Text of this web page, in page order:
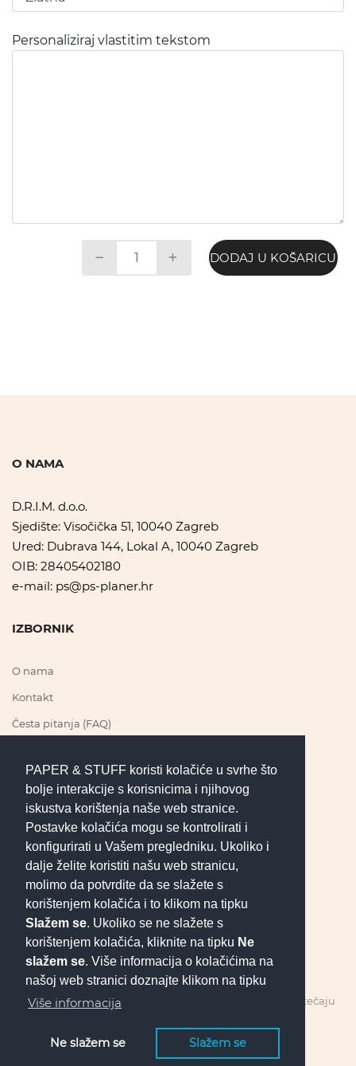
PAPER & STUFF koristi kolačiće u svrhe što
bolje interakcije s korisnicima i njihovog
iskustva korištenja naše web stranice.
Postavke kolačića mogu se kontrolirati i
konfigurirati u Vašem pregledniku. Ukoliko i
dalje želite koristiti našu web stranicu,
molimo da potvrdite da se slažete s
korištenjem kolačića i to klikom na tipku
Slažem se. Ukoliko se ne slažete s
korištenjem kolačića, kliknite na tipku Ne
slažem se. Više informacija o kolačićima na
našoj web stranici doznajte klikom na tipku
Više informacija
Ne slažem se Slažem se
Personaliziraj vlastitim tekstom
DODAJ U KOŠARICU
O NAMA
D.R.I.M. d.o.o.
Sjedište: Visočička 51, 10040 Zagreb
Ured: Dubrava 144, Lokal A, 10040 Zagreb
OIB: 28405402180
e-mail: ps@ps-planer.hr
IZBORNIK
O nama
Kontakt
Česta pitanja (FAQ)
PRATI NAS
UVJETI POSLOVANJA
Pravila privatnosti
Uvjeti kupnje
Jednostrani raskid ugovora
Sve cijene prikazane u EUR obračunate su po fiksnom tečaju